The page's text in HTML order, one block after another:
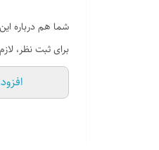
شما هم درباره
برای ثبت نظر،